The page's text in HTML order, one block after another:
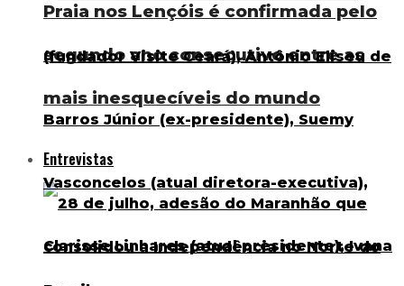
Praia nos Lençóis é confirmada pelo
segundo ano consecutivo entre as
mais inesquecíveis do mundo
Entrevistas